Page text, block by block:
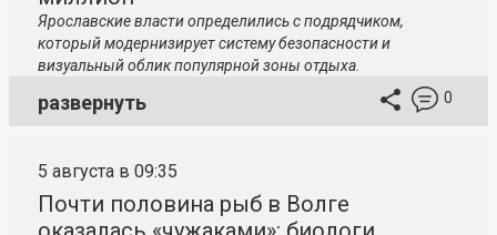
Ярославские власти определились с подрядчиком,
который модернизирует систему безопасности и
визуальный облик популярной зоны отдыха.
развернуть 0
5 августа в 09:35
Почти половина рыб в Волге